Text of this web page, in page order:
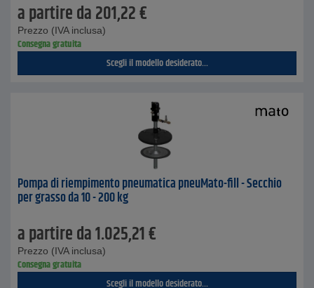
a partire da201,22€
Prezzo (IVA inclusa)
Consegna gratuita
Scegli il modello desiderato...
Pompa di riempimento pneumatica pneuMato-fill - Secchio
per grasso da 10 - 200 kg
a partire da1.025,21€
Prezzo (IVA inclusa)
Consegna gratuita
Scegli il modello desiderato...